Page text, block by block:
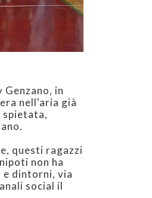
in
nell'aria già
spietata,
questi ragazzi
non ha
e dintorni, via
social il